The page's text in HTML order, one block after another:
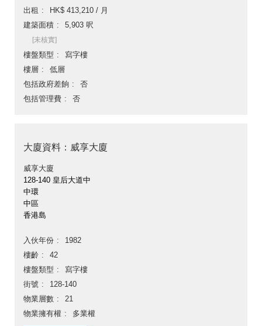
出租
HK$ 413,210 / 月
建築面積
5,903 呎
[未核實]
樓盤類型
寫字樓
樓層
低層
包括政府差餉
否
包括管理費
否
大廈資料：威享大廈
威享大廈
128-140 皇后大道中
中環
中區
香港島
入伙年份
1982
樓齡
42
樓盤類型
寫字樓
街號
128-140
物業層數
21
物業擁有權
多業權